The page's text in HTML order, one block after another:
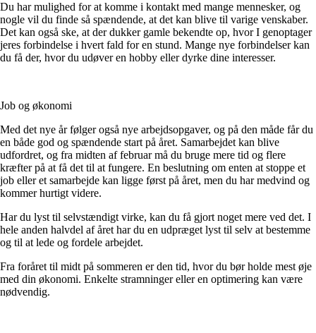
Du har mulighed for at komme i kontakt med mange mennesker, og
nogle vil du finde så spændende, at det kan blive til varige venskaber.
Det kan også ske, at der dukker gamle bekendte op, hvor I genoptager
jeres forbindelse i hvert fald for en stund. Mange nye forbindelser kan
du få der, hvor du udøver en hobby eller dyrke dine interesser.
Job og økonomi
Med det nye år følger også nye arbejdsopgaver, og på den måde får du
en både god og spændende start på året. Samarbejdet kan blive
udfordret, og fra midten af februar må du bruge mere tid og flere
kræfter på at få det til at fungere. En beslutning om enten at stoppe et
job eller et samarbejde kan ligge først på året, men du har medvind og
kommer hurtigt videre.
Har du lyst til selvstændigt virke, kan du få gjort noget mere ved det. I
hele anden halvdel af året har du en udpræget lyst til selv at bestemme
og til at lede og fordele arbejdet.
Fra foråret til midt på sommeren er den tid, hvor du bør holde mest øje
med din økonomi. Enkelte stramninger eller en optimering kan være
nødvendig.